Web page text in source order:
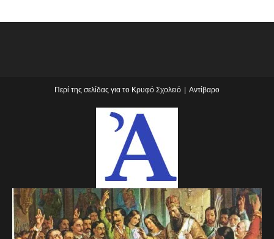
Περί της σελίδας για το Κρυφό Σχολειό Αντίβαρο